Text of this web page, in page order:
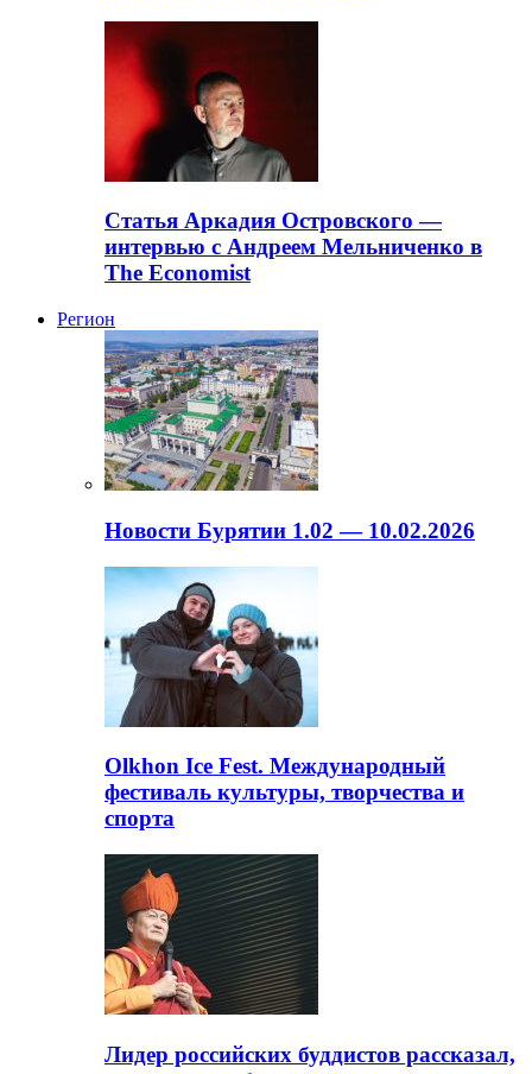
Статья Аркадия Островского —
интервью с Андреем Мельниченко в
The Economist
Регион
Новости Бурятии 1.02 — 10.02.2026
Olkhon Ice Fest. Международный
фестиваль культуры, творчества и
спорта
Лидер российских буддистов рассказал,